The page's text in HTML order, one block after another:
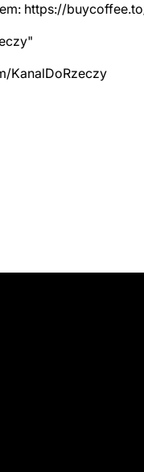
https://
KanalDoRzeczy